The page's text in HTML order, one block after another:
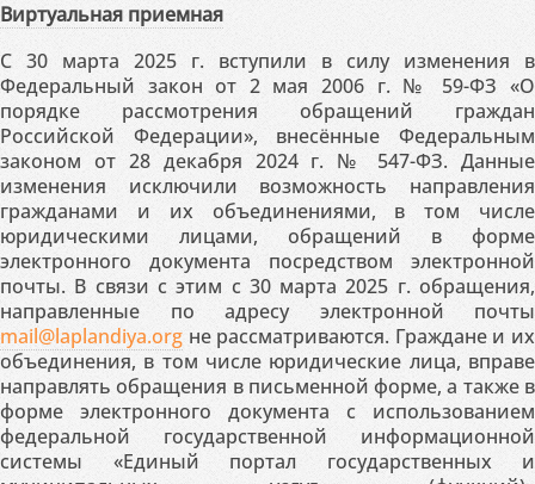
Виртуальная приемная
С 30 марта 2025 г. вступили в силу изменения в
Федеральный закон от 2 мая 2006 г. № 59-ФЗ «О
порядке рассмотрения обращений граждан
Российской Федерации», внесённые Федеральным
законом от 28 декабря 2024 г. № 547-ФЗ. Данные
изменения исключили возможность направления
гражданами и их объединениями, в том числе
юридическими лицами, обращений в форме
электронного документа посредством электронной
почты. В связи с этим с 30 марта 2025 г. обращения,
направленные по адресу электронной почты
mail@laplandiya.org не рассматриваются. Граждане и их
объединения, в том числе юридические лица, вправе
направлять обращения в письменной форме, а также в
форме электронного документа с использованием
федеральной государственной информационной
системы «Единый портал государственных и